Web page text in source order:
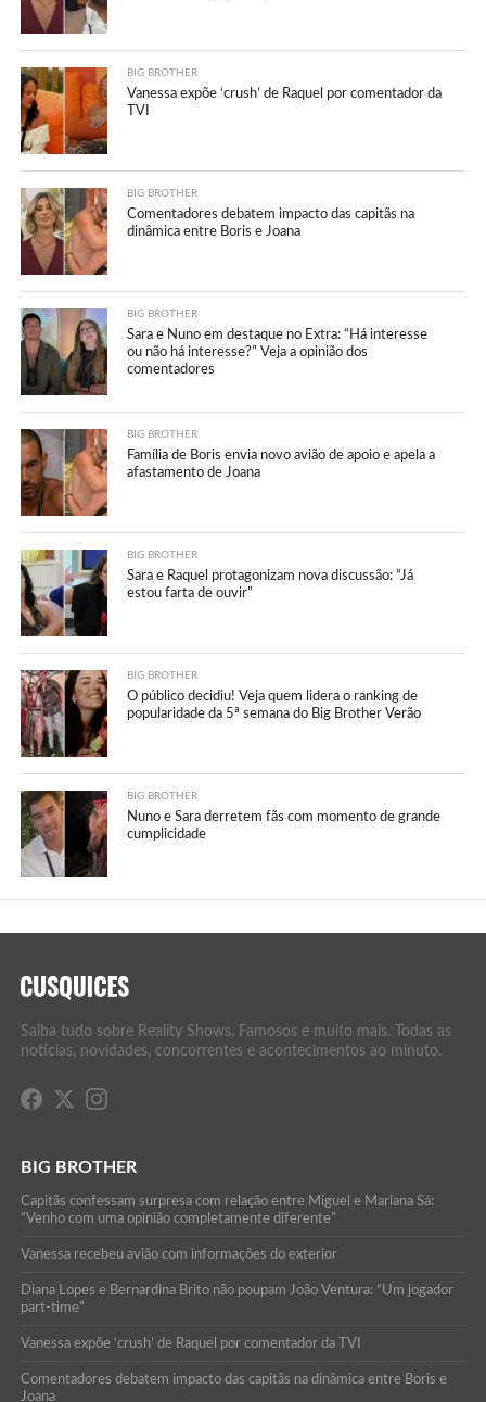
BIG BROTHER
Vanessa expõe ‘crush’ de Raquel por comentador da
TVI
BIG BROTHER
Comentadores debatem impacto das capitãs na
dinâmica entre Boris e Joana
BIG BROTHER
Sara e Nuno em destaque no Extra: “Há interesse
ou não há interesse?” Veja a opinião dos
comentadores
BIG BROTHER
Família de Boris envia novo avião de apoio e apela a
afastamento de Joana
BIG BROTHER
Sara e Raquel protagonizam nova discussão: “Já
estou farta de ouvir”
BIG BROTHER
O público decidiu! Veja quem lidera o ranking de
popularidade da 5ª semana do Big Brother Verão
BIG BROTHER
Nuno e Sara derretem fãs com momento de grande
cumplicidade
Saiba tudo sobre Reality Shows, Famosos e muito mais. Todas as
notícias, novidades, concorrentes e acontecimentos ao minuto.
BIG BROTHER
Capitãs confessam surpresa com relação entre Miguel e Mariana Sá:
“Venho com uma opinião completamente diferente”
Vanessa recebeu avião com informações do exterior
Diana Lopes e Bernardina Brito não poupam João Ventura: “Um jogador
part-time”
Vanessa expõe ‘crush’ de Raquel por comentador da TVI
Comentadores debatem impacto das capitãs na dinâmica entre Boris e
Joana